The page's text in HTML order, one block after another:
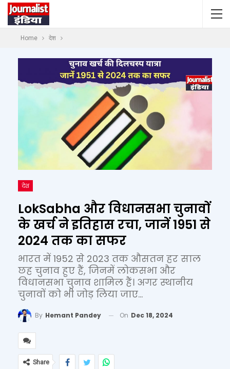
Home देश
देश
LokSabha और विधानसभा चुनावों
के खर्च ने इतिहास रचा, जानें 1951 से
2024 तक का सफर
भारत में 1952 से 2023 तक औसतन हर साल
छह चुनाव हुए हैं, जिनमें लोकसभा और
विधानसभा चुनाव शामिल हैं। अगर स्थानीय
चुनावों को भी जोड़ लिया जाए...
By Hemant Pandey On Dec 18, 2024
Share